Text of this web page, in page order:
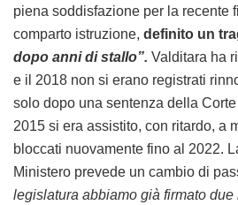
piena soddisfazione per la recente
comparto istruzione, definito un
dopo anni di stallo”. Valditara ha
e il 2018 non si erano registrati
solo dopo una sentenza della
2015 si era assistito, con ritardo, a
bloccati nuovamente fino al 2022.
Ministero prevede un cambio di
legislatura abbiamo già firmato